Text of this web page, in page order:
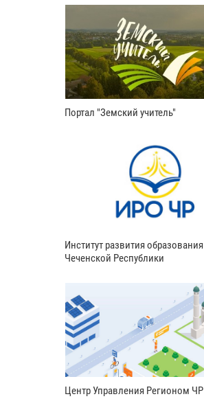
Портал "Земский учитель"
Институт развития образования
Чеченской Республики
Центр Управления Регионом ЧР